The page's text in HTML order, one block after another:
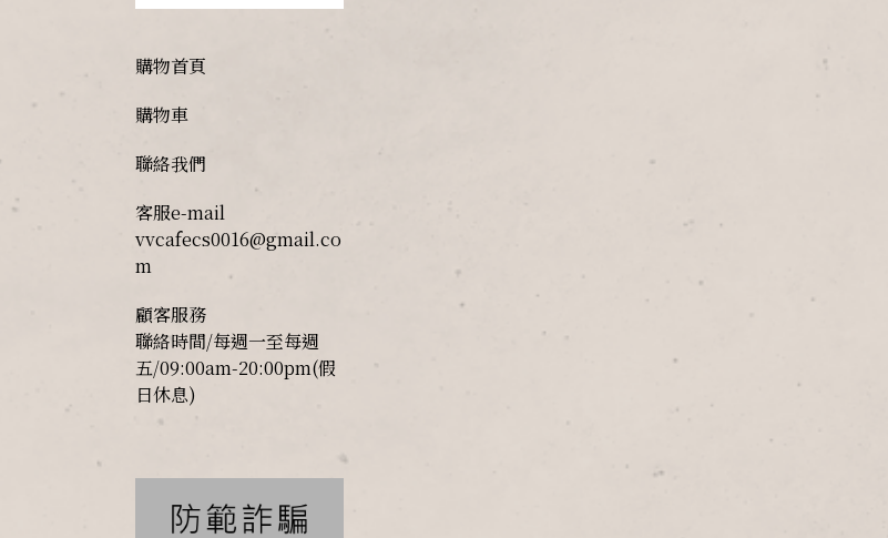
購物首頁
購物車
聯絡我們
客服e-mail
vvcafecs0016@gmail.co
m
顧客服務
聯絡時間/每週一至每週
五/09:00am-20:00pm(假
日休息)